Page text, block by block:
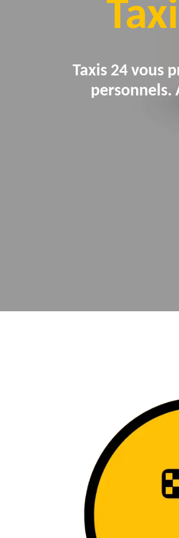
Taxis 24 vous
personnels.